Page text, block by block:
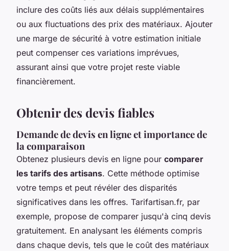
inclure des coûts liés aux délais supplémentaires
ou aux fluctuations des prix des matériaux. Ajouter
une marge de sécurité à votre estimation initiale
peut compenser ces variations imprévues,
assurant ainsi que votre projet reste viable
financièrement.
Obtenir des devis fiables
Demande de devis en ligne et importance de
la comparaison
Obtenez plusieurs devis en ligne pour comparer
les tarifs des artisans. Cette méthode optimise
votre temps et peut révéler des disparités
significatives dans les offres. Tarifartisan.fr, par
exemple, propose de comparer jusqu'à cinq devis
gratuitement. En analysant les éléments compris
dans chaque devis, tels que le coût des matériaux